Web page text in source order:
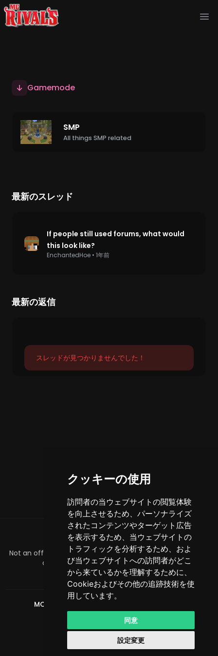
クッキーの使用
訪問者の当ウェブサイトの閲覧体験
を向上させるため、パーソナライズ
されたコンテンツやターゲット広告
を表示するため、当ウェブサイトの
トラフィックを分析するため、およ
び当ウェブサイトへの訪問者がどこ
から来ているかを理解するために、
Cookieおよびその他の追跡技術を使
用しています。
同意
設定変更
Gamemode
SMP
All things SMP related
最新のスレッド
If people still used forums, what would
this look like?
EnchantedHoe • 1年前
最新の返信
スレッドが見つかりませんでした！
約
Not an official Minecraft product/service. Not approved by
or associated with Mojang or Microsoft.
officialmcrivals@gmail.com
MCRivals
Powered byLeaderOS
日本語 USD